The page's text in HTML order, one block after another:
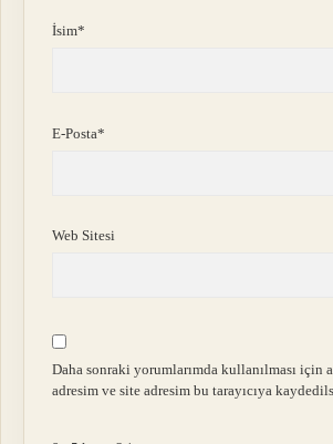
İsim*
E-Posta*
Web Sitesi
Daha sonraki yorumlarımda kullanılması için
adresim ve site adresim bu tarayıcıya